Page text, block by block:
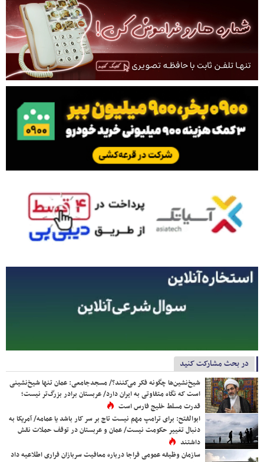
در بحث مشارکت کنید
شیخ‌نشین‌ها چگونه فکر می‌کنند؟/ مسجدجامعی: عمان تنها شیخ‌نشینی
است که نگاه متفاوتی به ایران دارد/ عربستان برادر بزرگ‌تر نیست؛
قدرت مسلط خلیج فارس است
ابوالفتح: برای ترامپ مهم نیست تاج بر سر کار باشد یا عمامه/ آمریکا به
دنبال تغییر حکومت نیست/ عمان و عربستان در توقف حملات نقش
داشتند
سازمان وظیفه عمومی فراجا درباره معافیت سربازان فراری اطلاعیه داد